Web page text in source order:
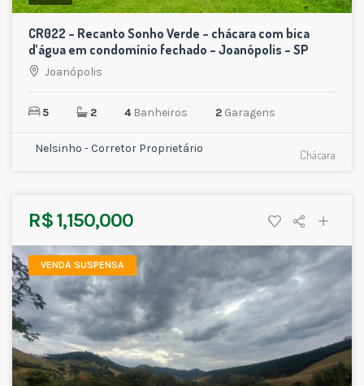
CR022 – Recanto Sonho Verde – chácara com bica
d’água em condomínio fechado – Joanópolis – SP
Joanópolis
5 2 4Banheiros 2 Garagens
Nelsinho - Corretor Proprietário Chácara
R$ 1,150,000
VENDA SUSPENSA